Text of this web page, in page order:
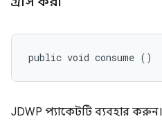
public void consume ()
JDWP প্যাকেটটি ব্যবহার করুন।